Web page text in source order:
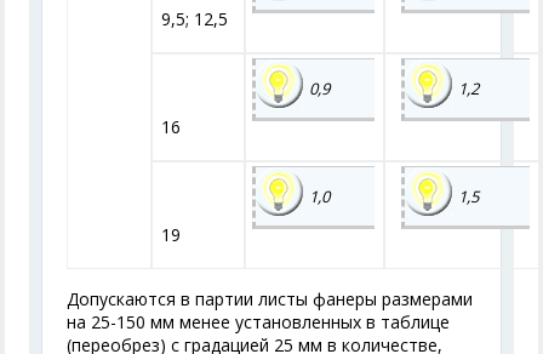
9,5; 12,5
16
0,9 1,2
19
1,0 1,5
Допускаются в партии листы фанеры размерами
на 25-150 мм менее установленных в таблице
(переобрез) с градацией 25 мм в количестве,